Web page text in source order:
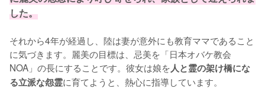
した。
それから4年が経過し、陸は妻が意外にも教育ママであること
に気づきます。麗美の目標は、忌美を「日本オバケ教会
NOA」の長にすることです。彼女は娘を人と霊の架け橋にな
る立派な怨霊に育てようと、熱心に指導しています。